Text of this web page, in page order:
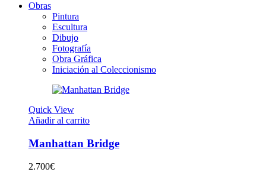
Obras
Pintura
Escultura
Dibujo
Fotografía
Obra Gráfica
Iniciación al Coleccionismo
Quick View
Añadir al carrito
Manhattan Bridge
2.700€